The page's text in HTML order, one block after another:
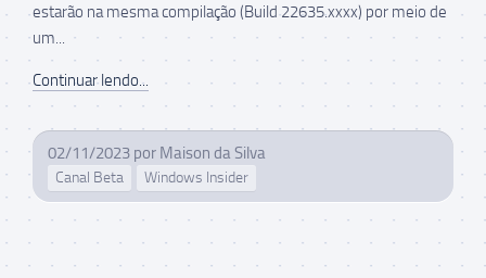
estarão na mesma compilação (Build 22635.xxxx) por meio de
um...
Continuar lendo...
02/11/2023 por Maison da Silva
Canal Beta Windows Insider